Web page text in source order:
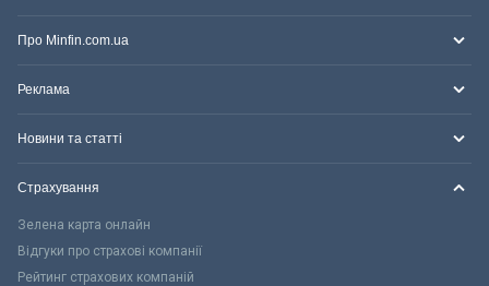
Про Minfin.com.ua
Реклама
Новини та статті
Страхування
Зелена карта онлайн
Відгуки про страхові компанії
Рейтинг страхових компаній